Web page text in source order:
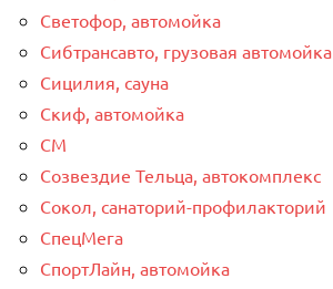
Светофор, автомойка
Сибтрансавто, грузовая автомойка
Сицилия, сауна
Скиф, автомойка
СМ
Созвездие Тельца, автокомплекс
Сокол, санаторий-профилакторий
СпецМега
СпортЛайн, автомойка